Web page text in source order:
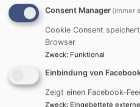
Herzliche Grüße, Diakon
Evangelische Jugend
Consent Manager (immer
Cookie Consent
Browser
Zweck: Funktional
Einbindung von
Zeigt einen Facebook-
Zweck: Eingebettete